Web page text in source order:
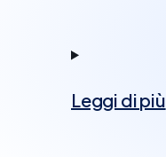
Leggi di più